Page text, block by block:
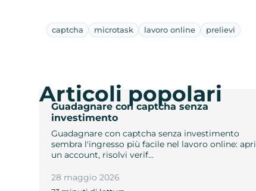
captcha microtask lavoro online prelievi
Guadagnare con captcha senza
investimento
Guadagnare con captcha senza investimento
sembra l'ingresso più facile nel lavoro online: apri
un account, risolvi verif…
28 maggio 2026
Articoli popolari